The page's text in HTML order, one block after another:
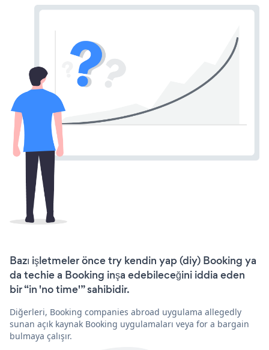
Bazı işletmeler önce try kendin yap (diy) Booking ya
da techie a Booking inşa edebileceğini iddia eden
bir “in 'no time'” sahibidir.
Diğerleri, Booking companies abroad uygulama allegedly
sunan açık kaynak Booking uygulamaları veya for a bargain
bulmaya çalışır.